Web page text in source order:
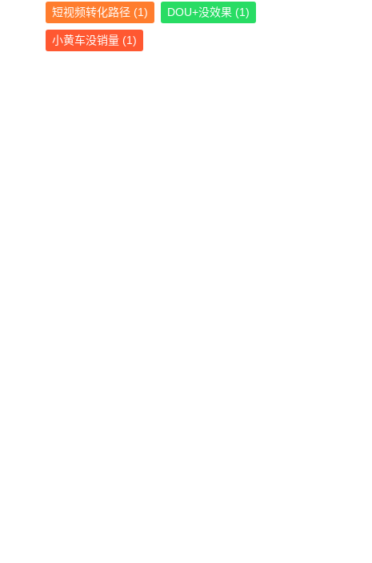
短视频转化路径 (1) DOU+没效果 (1)
小黄车没销量 (1)